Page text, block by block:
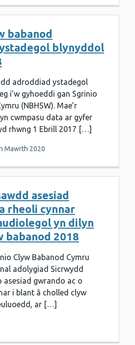
babanod
blynyddol
adroddiad ystadegol
i’w gyhoeddi gan Sgrinio
(NBHSW). Mae’r
cwmpasu data ar gyfer
rhwng 1 Ebrill 2017 […]
Mawrth 2020
asesiad
rheoli cynnar
yn dilyn
babanod 2018
Clyw Babanod Cymru
adolygiad Sicrwydd
asesiad gwrando ac o
i blant â cholled clyw
ar […]